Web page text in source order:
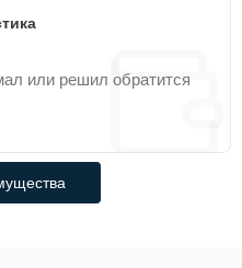
или решил обратится